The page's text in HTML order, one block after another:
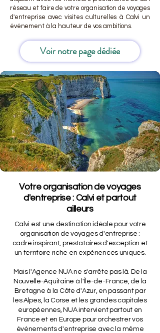
réseau et faire de votre organisation de voyages
d'entreprise avec visites culturelles à Calvi un
événement à la hauteur de vos ambitions.
Voir notre page dédiée
Votre organisation de voyages
d'entreprise : Calvi et partout
ailleurs
Calvi est une destination idéale pour votre
organisation de voyages d'entreprise :
cadre inspirant, prestataires d'exception et
un territoire riche en expériences uniques.
Mais l'Agence NUA ne s'arrête pas là. De la
Nouvelle-Aquitaine à l'Île-de-France, de la
Bretagne à la Côte d'Azur, en passant par
les Alpes, la Corse et les grandes capitales
européennes, NUA intervient partout en
France et en Europe pour orchestrer vos
événements d'entreprise avec la même